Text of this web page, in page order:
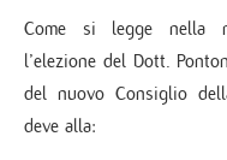
Come si legge nella
l’elezione del Dott.
del nuovo Consiglio
deve alla: